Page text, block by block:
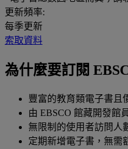
更新頻率:
每季更新
索取資料
為什麼要訂閱
豐富的教育類電子書且
由 EBSCO 館藏開發館
無限制的使用者訪問人
定期新增電子書，無需